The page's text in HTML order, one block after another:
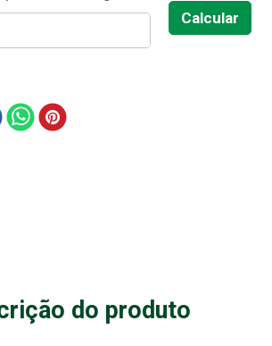
do produto